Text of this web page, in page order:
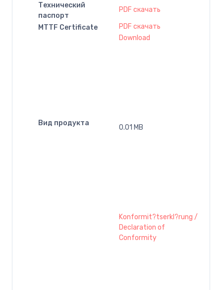
Технический
паспорт
PDF скачать
MTTF Certificate PDF скачать
Вид продукта
Download
0.01 MB
Konformit?tserkl?rung /
Declaration of
Conformity